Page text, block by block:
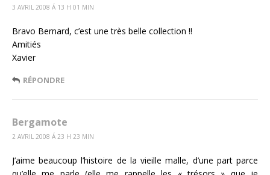
3 AVRIL 2008 Á 13 H 01 MIN
Bravo Bernard, c’est une très belle collection !!
Amitiés
Xavier
RÉPONDRE
Bergamote
2 AVRIL 2008 Á 23 H 23 MIN
J’aime beaucoup l’histoire de la vieille malle, d’une part parce